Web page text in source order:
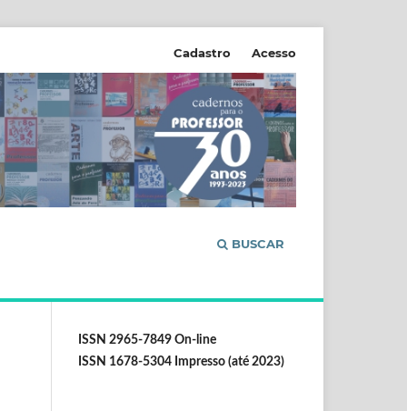
BUSCAR
Cadastro Acesso
ISSN 2965-7849 On-line
ISSN 1678-5304 Impresso (até 2023)